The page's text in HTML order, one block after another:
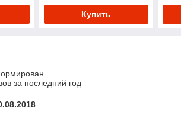
Купить
за последний год